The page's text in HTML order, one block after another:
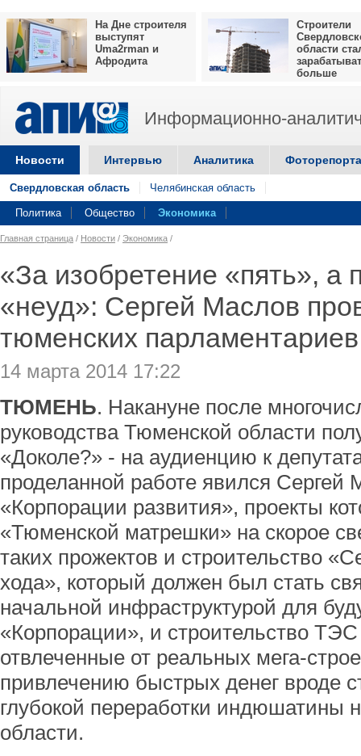
На Дне строителя
выступят
Uma2rman и
Афродита
Строители
области
больше
Информационно-
Новости Интервью Аналитика
Свердловская область Челябинская область
Политика Общество Экономика
Главная страница / Новости / Экономика /
«За изобретение «пять», а
«неуд»: Сергей Маслов
тюменских парламентариев
14 марта 2014 17:22
ТЮМЕНЬ. Накануне после
руководства Тюменской области
«Доколе?» - на аудиенцию к
проделанной работе явился Сергей
«Корпорации развития», проекты
«Тюменской матрешки» на скорое
таких прожектов и строительство
хода», который должен был стать
начальной инфраструктурой для
«Корпорации», и строительство
отвлеченные от реальных мега-
привлечению быстрых денег вроде
глубокой переработки индюшатины
области.